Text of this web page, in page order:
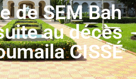
de SEM Bah
au décès
CISSÉ